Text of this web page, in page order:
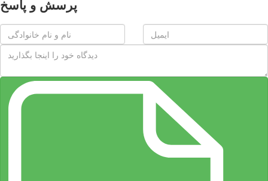
پرسش و پاسخ